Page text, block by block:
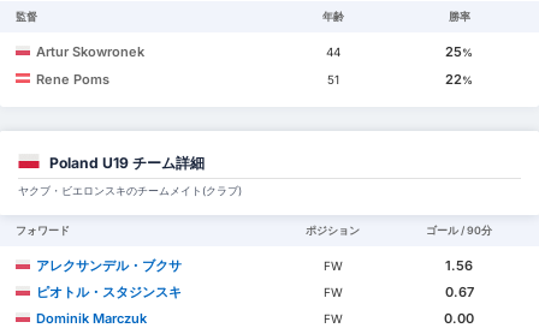
監督 年齢 勝率
Artur Skowronek 44 25%
Rene Poms 51 22%
Poland U19 チーム詳細
ヤクブ・ビエロンスキのチームメイト(クラブ)
フォワード ポジション ゴール / 90分
アレクサンデル・ブクサ FW
1.56
ピオトル・スタジンスキ
FW
0.67
Dominik Marczuk
FW
0.00